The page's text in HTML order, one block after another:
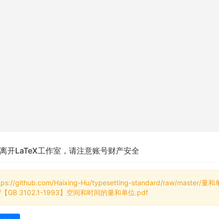
开LaTeX工作室，请注意账号财产安全
github.com/Haixing-Hu/typesetting-standard/raw/master/量和
GB 3102.1-1993】空间和时间的量和单位.pdf